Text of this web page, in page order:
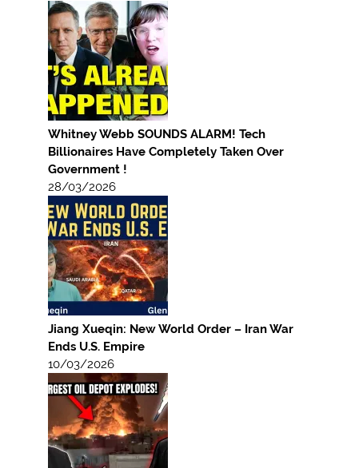
Whitney Webb SOUNDS ALARM! Tech
Billionaires Have Completely Taken Over
Government !
28/03/2026
Jiang Xueqin: New World Order – Iran War
Ends U.S. Empire
10/03/2026